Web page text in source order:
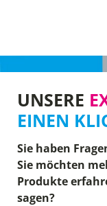
UNSERE
EINEN
Sie haben
Sie möchten
Produkte
sagen?